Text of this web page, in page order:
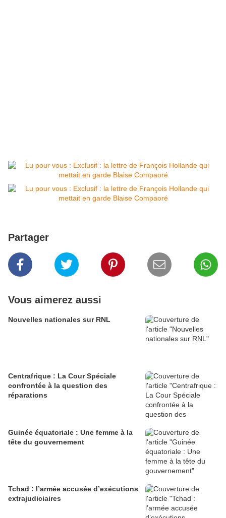
Partager
Vous aimerez aussi
Nouvelles nationales sur RNL
Centrafrique : La Cour Spéciale
confrontée à la question des
réparations
Guinée équatoriale : Une femme à la
tête du gouvernement
Tchad : l’armée accusée d’exécutions
extrajudiciaires